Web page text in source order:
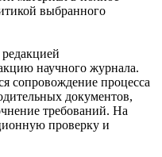
выбранного
научного журнала.
сопровождение процесса
документов,
требований. На
проверку и